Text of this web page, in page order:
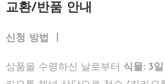
교환/반품 안내
신청 방법 ㅣ
상품을 수령하신 날로부터 식물: 3